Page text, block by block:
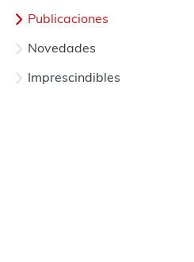
Publicaciones
Novedades
Imprescindibles